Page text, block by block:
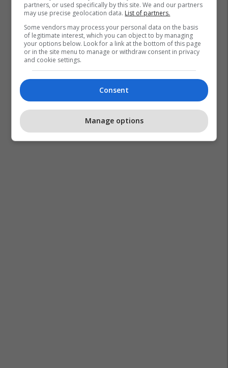
partners, or used specifically by this site. We and our partners
may use precise geolocation data. List of partners.
Some vendors may process your personal data on the basis
of legitimate interest, which you can object to by managing
your options below. Look for a link at the bottom of this page
or in the site menu to manage or withdraw consent in privacy
and cookie settings.
Consent
Manage options